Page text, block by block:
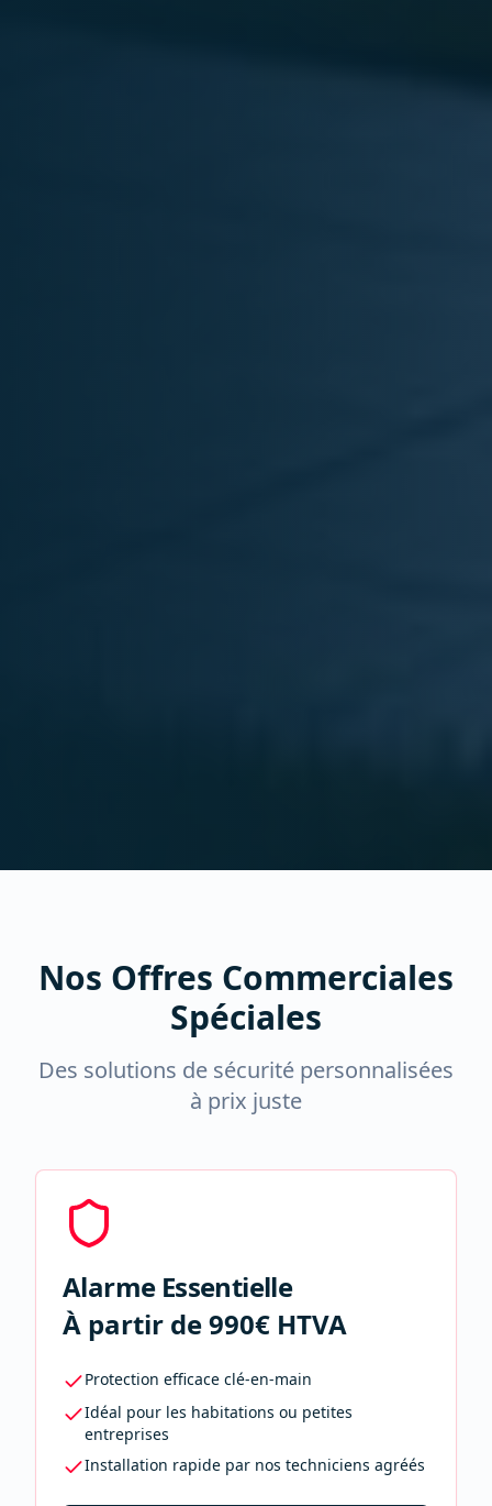
Nos Offres Commerciales
Spéciales
Des solutions de sécurité personnalisées
à prix juste
Alarme Essentielle
À partir de 990€ HTVA
Protection efficace clé-en-main
Idéal pour les habitations ou petites
entreprises
Installation rapide par nos techniciens agréés